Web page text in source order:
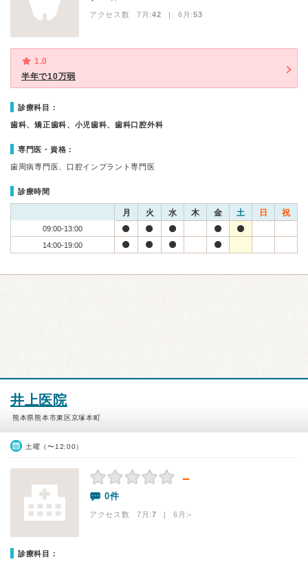
アクセス数 7月:42 | 6月:53
1.0
半年で10万弱
診療科目：
歯科、矯正歯科、小児歯科、歯科口腔外科
専門医・資格：
歯周病専門医、口腔インプラント専門医
診療時間
月 火 水 木 金 土 日 祝
09:00-13:00
14:00-19:00
井上医院
熊本県熊本市東区京塚本町
土曜（〜12:00）
－
0件
アクセス数 7月:7 | 6月:-
診療科目：